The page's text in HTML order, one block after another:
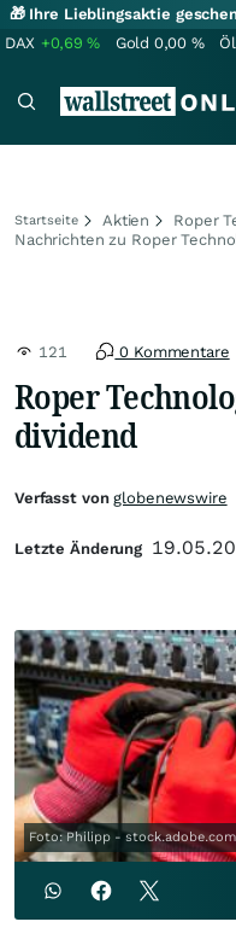
🎁 Ihre Lieblingsaktie
DAX +0,69% Gold 0,00 %
Startseite Aktien
Roper
Nachrichten zu Roper
121 0 Kommentare
Roper
dividend
Foto: Philipp - stock.adobe.com
Verfasst vonglobenewswire
Letzte Änderung